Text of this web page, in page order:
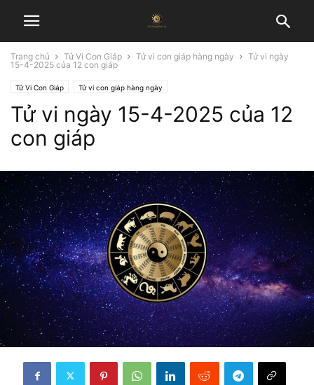
Trang chủ Tử Vi Con Giáp Tử vi con giáp hàng ngày
Tử vi ngày
15-4-2025 của 12 con giáp
Tử Vi Con Giáp Tử vi con giáp hàng ngày
Tử vi ngày 15-4-2025 của 12
con giáp